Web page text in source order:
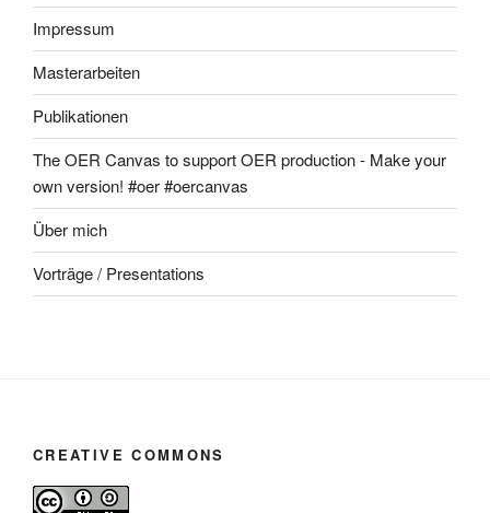
Impressum
Masterarbeiten
Publikationen
The OER Canvas to support OER production - Make your
own version! #oer #oercanvas
Über mich
Vorträge / Presentations
CREATIVE COMMONS